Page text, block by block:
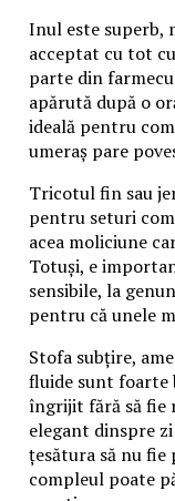
Inul este superb,
acceptat cu tot
parte din
apărută după o
ideală pentru
umeraș pare
Tricotul fin sau
pentru seturi
acea moliciune
Totuși, e
sensibile, la
pentru că unele
Stofa subțire,
fluide sunt foarte
îngrijit fără să fie
elegant dinspre
țesătura să nu fie
compleul poate